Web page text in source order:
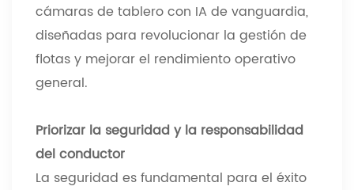
cámaras de tablero con IA de vanguardia,
diseñadas para revolucionar la gestión de
flotas y mejorar el rendimiento operativo
general.
Priorizar la seguridad y la responsabilidad
del conductor
La seguridad es fundamental para el éxito